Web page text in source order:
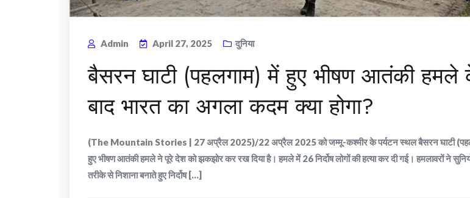
Admin April 27, 2025 दुनिया
बैसरन घाटी (पहलगाम) में हुए भीषण आतंकी
बाद भारत का अगला कदम क्या होगा?
(The Mountain Stories | 27 अप्रैल 2025)/22 अप्रैल 2025 को जम्मू-कश्मीर के पर्यटन स्थल बैसरन घाटी
हुए भीषण आतंकी हमले ने पूरे देश को झकझोर कर रख दिया है। हमले में 26 निर्दोष लोगों की हत्या कर दी गई। हमलावरों ने
तरीके से निशाना बनाते हुए निर्दोष [...]